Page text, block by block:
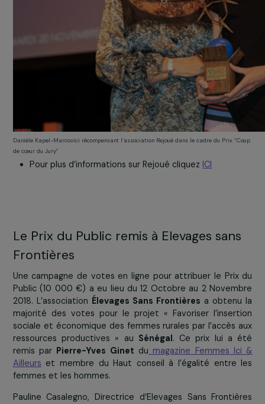
Le Prix Coup de cœur du Jury
Cette année le jury a eu un coup de cœur
Rejouéet son projet de
d’une filière de réemploi de jouets d’occasion, gérée
des femmes en insertion enFrance, et il lui a
prix « Coup de cœur du Jury » (dotation de 10
remis parDanièle Kapel-MarcoviciPrésidente-
générale du GroupeRAJAet Présidente de la
RAJA-Danièle Marcovici.